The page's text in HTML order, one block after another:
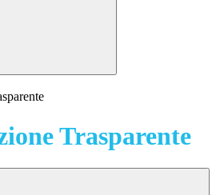
Trasparente